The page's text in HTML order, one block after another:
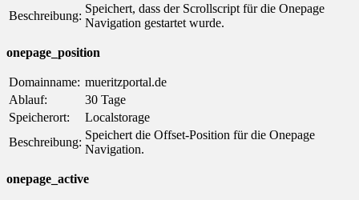
Beschreibung:
Speichert, dass der Scrollscript für die Onepage
Navigation gestartet wurde.
onepage_position
Domainname: mueritzportal.de
Ablauf:
30 Tage
Speicherort:
Localstorage
Beschreibung:
Speichert die Offset-Position für die Onepage
Navigation.
onepage_active